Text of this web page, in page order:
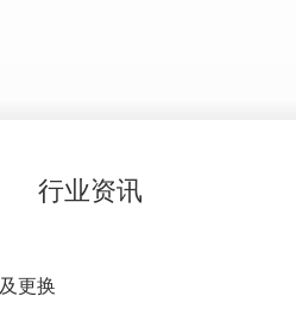
行业资讯
更换